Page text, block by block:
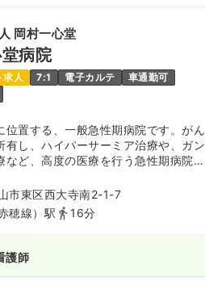
～16:30（休憩60分）
120日
オンコールあり
い合わせください
～17:00
（常勤）
岡村一心堂
病院
求人 7:1 電子カルテ
車通勤可
位置する、一般急性期病院です。がん
有し、ハイパーサーミア治療や、ガン
など、高度の医療を行う急性期病院で
ターとの連携も図っています。
市東区西大寺南2-1-7
穂線）駅
16分
護師